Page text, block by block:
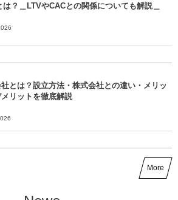
は？＿LTVやCACとの関係についても解説＿
とは？設立方法・株式会社との違い・メリッ
メリットを徹底解説
More